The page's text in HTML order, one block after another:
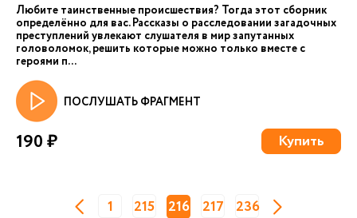
Любите таинственные происшествия? Тогда этот сборник
определённо для вас. Рассказы о расследовании загадочных
преступлений увлекают слушателя в мир запутанных
головоломок, решить которые можно только вместе с
героями п...
ПОСЛУШАТЬ ФРАГМЕНТ
190 ₽ Купить
1 215 216 217 236